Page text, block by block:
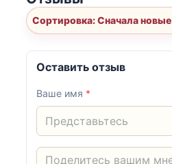
Сортировка: Сначала новые
Оставить отзыв
Ваше имя *